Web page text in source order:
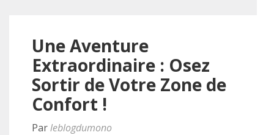
Une Aventure
Extraordinaire : Osez
Sortir de Votre Zone de
Confort !
Parleblogdumono